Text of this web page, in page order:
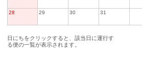
28 29 30 31
日にちをクリックすると、該当日に運行す
る便の一覧が表示されます。